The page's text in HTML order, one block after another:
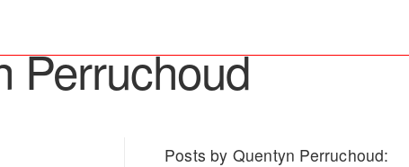
Perruchoud
Posts by Quentyn Perruchoud: